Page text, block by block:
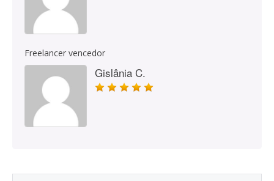
Freelancer vencedor
Gislânia C.